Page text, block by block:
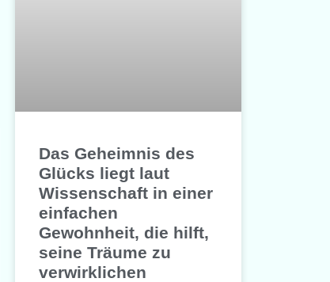
Das Geheimnis des
Glücks liegt laut
Wissenschaft in einer
einfachen
Gewohnheit, die hilft,
seine Träume zu
verwirklichen